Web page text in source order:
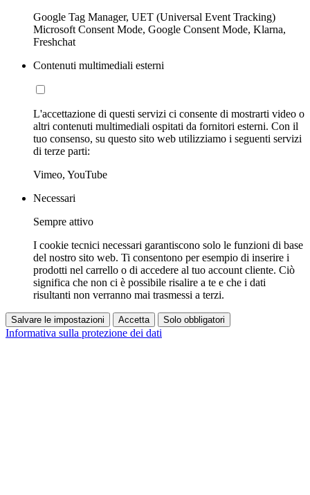
Google Tag Manager, UET (Universal Event Tracking)
Microsoft Consent Mode, Google Consent Mode, Klarna,
Freshchat
Contenuti multimediali esterni
L'accettazione di questi servizi ci consente di mostrarti video o
altri contenuti multimediali ospitati da fornitori esterni. Con il
tuo consenso, su questo sito web utilizziamo i seguenti servizi
di terze parti:
Vimeo, YouTube
Necessari
Sempre attivo
I cookie tecnici necessari garantiscono solo le funzioni di base
del nostro sito web. Ti consentono per esempio di inserire i
prodotti nel carrello o di accedere al tuo account cliente. Ciò
significa che non ci è possibile risalire a te e che i dati
risultanti non verranno mai trasmessi a terzi.
Salvare le impostazioni Accetta Solo obbligatori
Informativa sulla protezione dei dati